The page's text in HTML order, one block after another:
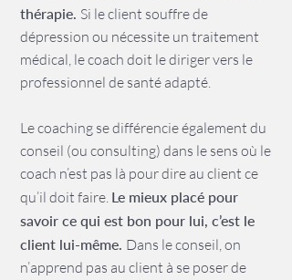
thérapie. Si le client souffre de
dépression ou nécessite un traitement
médical, le coach doit le diriger vers le
professionnel de santé adapté.
Le coaching se différencie également du
conseil (ou consulting) dans le sens où le
coach n’est pas là pour dire au client ce
qu’il doit faire. Le mieux placé pour
savoir ce qui est bon pour lui, c’est le
client lui-même. Dans le conseil, on
n’apprend pas au client à se poser de